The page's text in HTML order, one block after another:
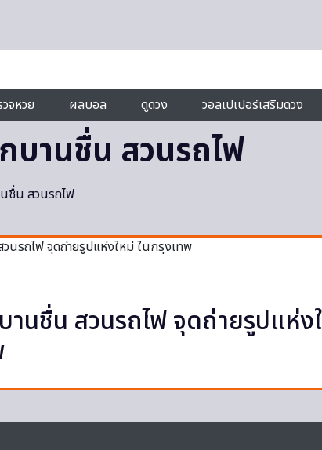
จหวย ผลบอล ดูดวง วอลเปเปอร์เสริมดวง
บานชื่น สวนรถไฟ
ชื่น สวนรถไฟ
นชื่น สวนรถไฟ จุดถ่ายรูปแห่ง